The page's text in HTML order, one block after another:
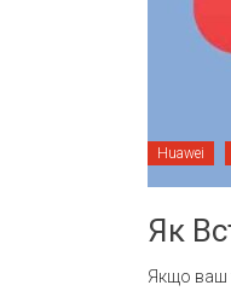
Huawei
Як
Якщо ваш